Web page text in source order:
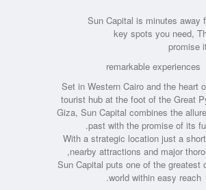
Sun Capital is minutes away
key spots you need,
promise
remarkable experiences
Set in Western Cairo and the heart
tourist hub at the foot of the Great
Giza, Sun Capital combines the
past with the promise of its
With a strategic location just a
nearby attractions and major
Sun Capital puts one of the greatest
world within easy reach.